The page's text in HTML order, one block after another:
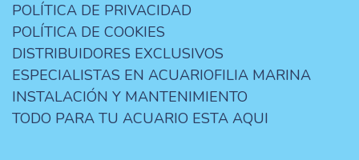
POLÍTICA DE PRIVACIDAD
POLÍTICA DE COOKIES
DISTRIBUIDORES EXCLUSIVOS
ESPECIALISTAS EN ACUARIOFILIA MARINA
INSTALACIÓN Y MANTENIMIENTO
TODO PARA TU ACUARIO ESTA AQUI